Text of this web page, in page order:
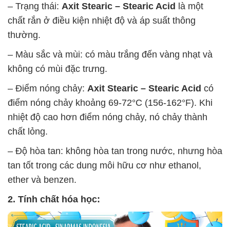
– Trạng thái: Axit Stearic – Stearic Acid là một
chất rắn ở điều kiện nhiệt độ và áp suất thông
thường.
– Màu sắc và mùi: có màu trắng đến vàng nhạt và
không có mùi đặc trưng.
– Điểm nóng chảy: Axit Stearic – Stearic Acid có
điểm nóng chảy khoảng 69-72°C (156-162°F). Khi
nhiệt độ cao hơn điểm nóng chảy, nó chảy thành
chất lỏng.
– Độ hòa tan: không hòa tan trong nước, nhưng hòa
tan tốt trong các dung môi hữu cơ như ethanol,
ether và benzen.
2. Tính chất hóa học: